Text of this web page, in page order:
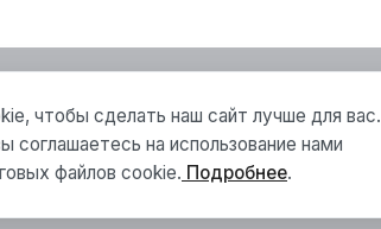
чтобы сделать наш сайт лучше для вас.
соглашаетесь на использование нами
файлов cookie. Подробнее.